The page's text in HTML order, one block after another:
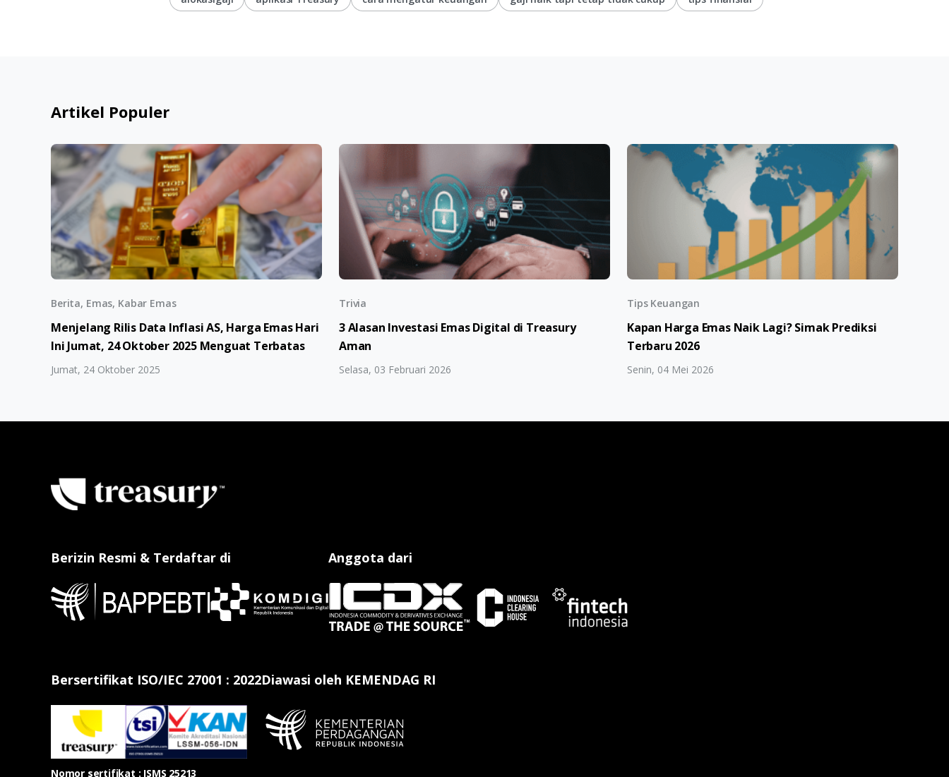
Artikel Populer
Berita, Emas, Kabar Emas
Menjelang Rilis Data Inflasi AS, Harga Emas Hari
Ini Jumat, 24 Oktober 2025 Menguat Terbatas
Jumat, 24 Oktober 2025
Trivia
3 Alasan Investasi Emas Digital di Treasury
Aman
Selasa, 03 Februari 2026
Tips Keuangan
Kapan Harga Emas Naik Lagi? Simak Prediksi
Terbaru 2026
Senin, 04 Mei 2026
Berizin Resmi & Terdaftar di Anggota dari
Bersertifikat ISO/IEC 27001 : 2022
Nomor sertifikat : ISMS 25213
Diawasi oleh KEMENDAG RI